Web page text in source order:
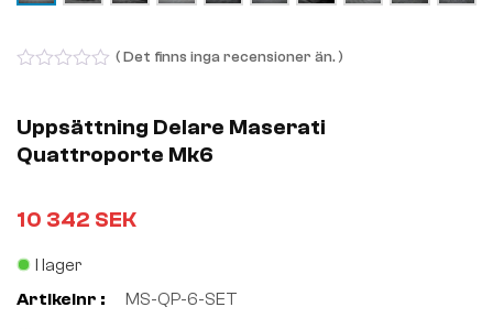
of
5
( Det finns inga recensioner än. )
Uppsättning Delare Maserati
Quattroporte Mk6
10 342 SEK
I lager
Artikelnr :
MS-QP-6-SET